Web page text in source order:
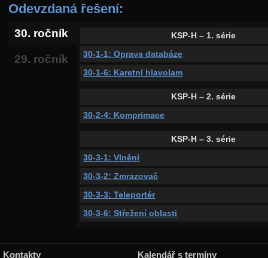
Odevzdaná řešení:
30. ročník
29. ročník
KSP-H – 1. série
30-1-1: Oprava databáze
30-1-6: Karetní hlavolam
KSP-H – 2. série
30-2-4: Komprimace
KSP-H – 3. série
30-3-1: Vlnění
30-3-2: Zmrazovač
30-3-3: Teleportér
30-3-6: Střežení oblasti
Kontakty Kalendář s termíny